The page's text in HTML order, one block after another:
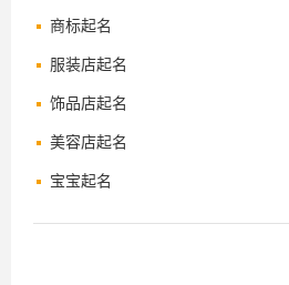
商标起名
服装店起名
饰品店起名
美容店起名
宝宝起名